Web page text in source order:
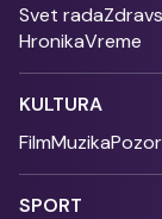
Svet rada
HronikaVreme
KULTURA
FilmMuzika
SPORT